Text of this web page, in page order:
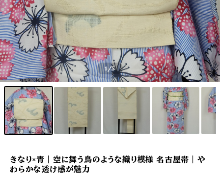
1/5
きなり×青｜空に舞う鳥のような織り模様 名古屋帯｜や
わらかな透け感が魅力